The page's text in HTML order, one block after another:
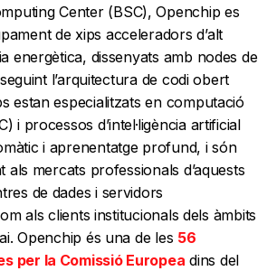
Center (BSC), Openchip es
de xips acceleradors d’alt
energètica, dissenyats amb nodes de
l’arquitectura de codi obert
estan especialitzats en computació
i processos d’intel·ligència artificial
i aprenentatge profund, i són
als mercats professionals d’aquests
de dades i servidors
als clients institucionals dels àmbits
Openchip és una de les 56
per la Comissió Europea dins del